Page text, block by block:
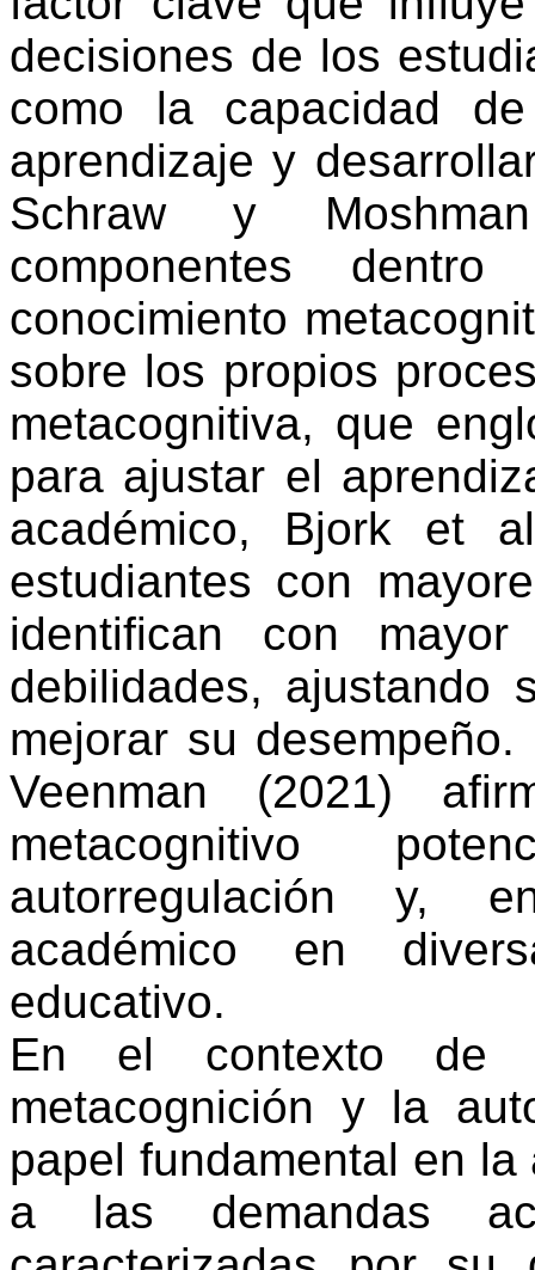
decisiones de los
como la capacidad
aprendizaje y
Schrawy Moshman
componentes
conocimiento
sobre los propios
metacognitiva, que
para ajustar el
académico, Bjork et
estudiantes con
identifican con
debilidades, ajustando
mejorar su
Veenman (2021)
metacognitivo
autorregulación y,
académico en
educativo.
En el contexto de
metacognición y la
papel fundamental en
a las demandas